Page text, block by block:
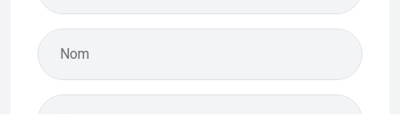
Nom